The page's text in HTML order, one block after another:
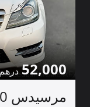
52,000
مرسيدس C350 للبيع